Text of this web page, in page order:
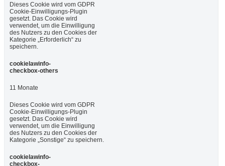
Dieses Cookie wird vom GDPR
Cookie-Einwilligungs-Plugin
gesetzt. Das Cookie wird
verwendet, um die Einwilligung
des Nutzers zu den Cookies der
Kategorie „Erforderlich“ zu
speichern.
cookielawinfo-
checkbox-others
11 Monate
Dieses Cookie wird vom GDPR
Cookie-Einwilligungs-Plugin
gesetzt. Das Cookie wird
verwendet, um die Einwilligung
des Nutzers zu den Cookies der
Kategorie „Sonstige“ zu speichern.
cookielawinfo-
checkbox-